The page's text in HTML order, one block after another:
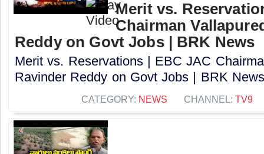
Merit vs.
Chairman
Reddy on Govt Jobs | BRK News
Merit vs. Reservations | EBC JAC
Ravinder Reddy on Govt Jobs | BRK
CATEGORY: NEWS CHANNEL: TV9